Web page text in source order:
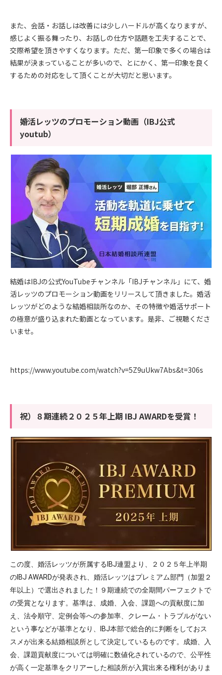
また、会話・お話しは改善には少しハードルが高くなりますが、
感じよく振る舞ったり、お話しの仕方や話題を工夫することで、
交際希望を頂きやすくなります。ただ、第一印象で多くの場合は
結果が決まっていることが多いので、とにかく、第一印象を良く
するための対応をして頂くことが大切だと思います。
婚活レッツのプロモーション動画（IBJ公式
youtub）
結婚はIBJの公式YouTubeチャンネル「IBJチャンネル」にて、婚
活レッツのプロモーション動画をリリースして頂きました。婚活
レッツがどのような結婚相談所なのか、その特徴や婚活サポート
の極意が盛り込まれた動画となっています。是非、ご視聴くださ
いませ。
https://www.youtube.com/watch?v=5Z9uUkw7Abs&t=306s
祝）８期連続２０２５年上期 IBJ AWARDを受賞！
この度、婚活レッツが所属するIBJ連盟より、２０２５年上半期
のIBJ AWARDが発表され、婚活レッツはプレミアム部門（加盟２
年以上）で選出されました！９期連続での全期間パーフェクトで
の受賞となります。基準は、成婚、入会、課題への貢献度に加
え、法令順守、定例会等への参加率、クレーム・トラブルがない
という事などが基準となり、IBJ本部で総合的に判断をしておス
スメが出来る結婚相談所として決定しているものです。成婚、入
会、課題貢献度については明確に数値化されているので、公平性
が高く一定基準をクリアーした相談所が入賞出来る権利がありま